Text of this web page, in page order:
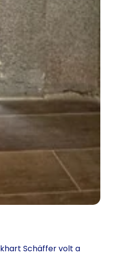
Schäffer volt a